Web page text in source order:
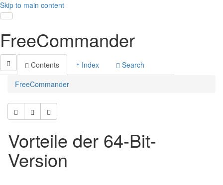
Skip to main content
Toggle navigation
FreeCommander
Contents Index
Search
FreeCommander
Vorteile der 64-Bit-
Version